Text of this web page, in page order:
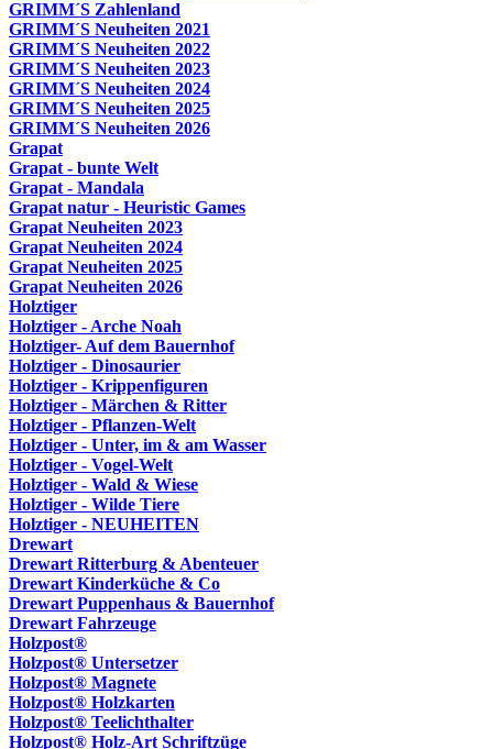
GRIMM´S Zahlenland
GRIMM´S Neuheiten 2021
GRIMM´S Neuheiten 2022
GRIMM´S Neuheiten 2023
GRIMM´S Neuheiten 2024
GRIMM´S Neuheiten 2025
GRIMM´S Neuheiten 2026
Grapat
Grapat - bunte Welt
Grapat - Mandala
Grapat natur - Heuristic Games
Grapat Neuheiten 2023
Grapat Neuheiten 2024
Grapat Neuheiten 2025
Grapat Neuheiten 2026
Holztiger
Holztiger - Arche Noah
Holztiger- Auf dem Bauernhof
Holztiger - Dinosaurier
Holztiger - Krippenfiguren
Holztiger - Märchen & Ritter
Holztiger - Pflanzen-Welt
Holztiger - Unter, im & am Wasser
Holztiger - Vogel-Welt
Holztiger - Wald & Wiese
Holztiger - Wilde Tiere
Holztiger - NEUHEITEN
Drewart
Drewart Ritterburg & Abenteuer
Drewart Kinderküche & Co
Drewart Puppenhaus & Bauernhof
Drewart Fahrzeuge
Holzpost®
Holzpost® Untersetzer
Holzpost® Magnete
Holzpost® Holzkarten
Holzpost® Teelichthalter
Holzpost® Holz-Art Schriftzüge